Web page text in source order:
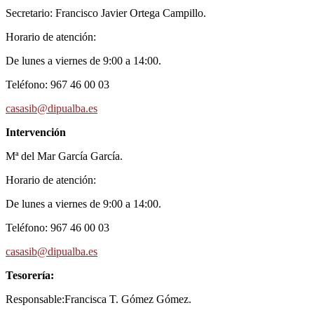
Secretario: Francisco Javier Ortega Campillo.
Horario de atención:
De lunes a viernes de 9:00 a 14:00.
Teléfono: 967 46 00 03
casasib@dipualba.es
Intervención
Mª del Mar García García.
Horario de atención:
De lunes a viernes de 9:00 a 14:00.
Teléfono: 967 46 00 03
casasib@dipualba.es
Tesorería:
Responsable:Francisca T. Gómez Gómez.